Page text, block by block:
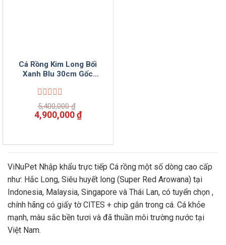
Cá Rồng Kim Long Bối
Xanh Blu 30cm Gốc
Được
xếp
hạng
sao
5,400,000₫
Giá
gốc
5,400,000 ₫.
4,900,000₫Giá
hiện
là:
ViNuPet Nhập khẩu trực tiếp Cá rồng một số dòng cao cấp
như: Hắc Long, Siêu huyết long (Super Red Arowana) tại
Indonesia, Malaysia, Singapore và Thái Lan, có tuyển chọn ,
chính hãng có giấy tờ CITES + chip gắn trong cá. Cá khỏe
mạnh, màu sắc bền tươi và đã thuần môi trường nước tại
Việt Nam.